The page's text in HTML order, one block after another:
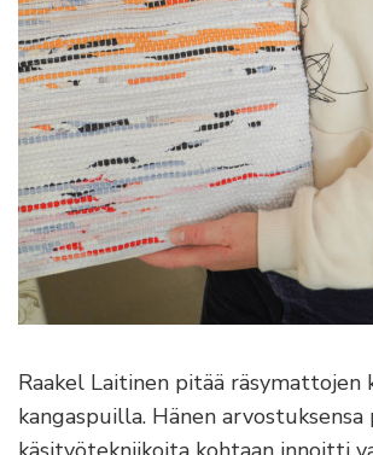
Raakel Laitinen pitää räsymattojen
kangaspuilla. Hänen